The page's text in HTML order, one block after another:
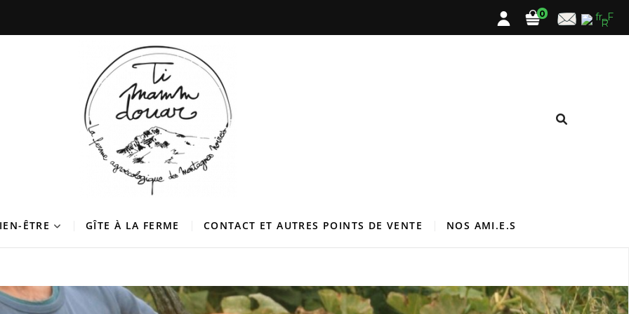
0
ÊTRE GÎTE À LA FERME CONTACT ET AUTRES POINTS DE VENTE NOS AMI.E.S